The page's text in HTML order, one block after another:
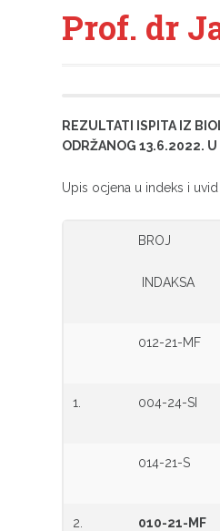
Prof. dr
REZULTATI ISPITA IZ
ODRŽANOG 13.6.2022. U
Upis ocjena u indeks i
BROJ
INDAKSA
012-21-MF
1. 004-24-SI
014-21-S
2. 010-21-MF